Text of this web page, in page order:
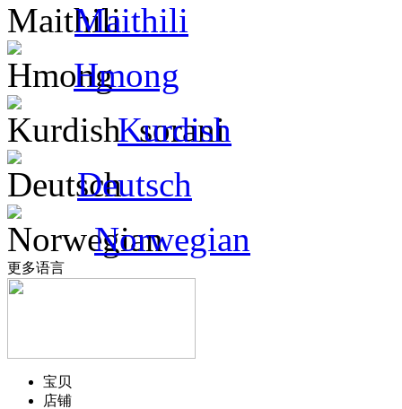
Maithili
Hmong
Kurdish
Deutsch
Norwegian
更多语言
宝贝
店铺